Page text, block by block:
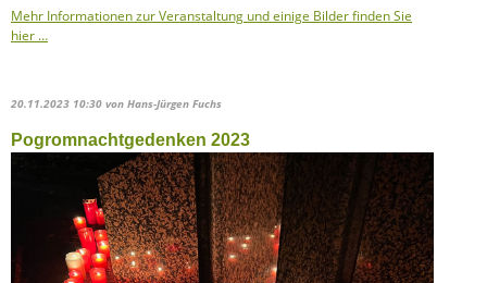
Mehr Informationen zur Veranstaltung und einige Bilder finden Sie
hier …
20.11.2023 10:30 von Hans-Jürgen Fuchs
Pogromnachtgedenken 2023